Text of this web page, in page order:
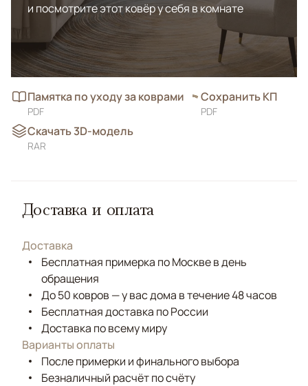
и посмотрите этот ковёр у себя в комнате
Памятка по уходу за коврами
PDF
Сохранить КП
PDF
Скачать 3D-модель
RAR
Доставка и оплата
Доставка
Бесплатная примерка по Москве в день
обращения
До 50 ковров — у вас дома в течение 48 часов
Бесплатная доставка по России
Доставка по всему миру
Варианты оплаты
После примерки и финального выбора
Безналичный расчёт по счёту